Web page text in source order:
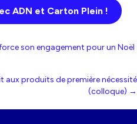
ADN et Carton Plein !
son engagement pour un Noël
aux produits de première nécessité
(colloque) →